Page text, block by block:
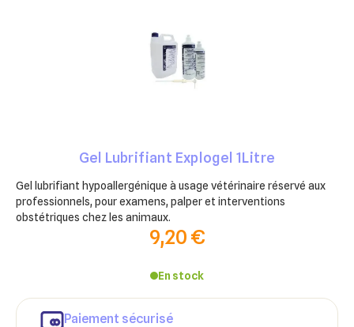
Gel Lubrifiant Explogel 1Litre
Gel lubrifiant hypoallergénique à usage vétérinaire réservé aux
professionnels, pour examens, palper et interventions
obstétriques chez les animaux.
9,20 €
En stock
Paiement sécurisé